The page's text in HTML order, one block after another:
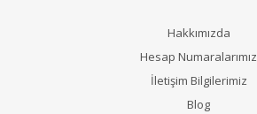
Hakkımızda
Hesap Numaralarımız
İletişim Bilgilerimiz
Blog